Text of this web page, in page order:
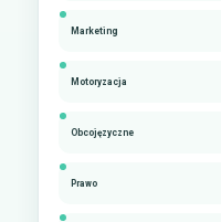
Marketing
Motoryzacja
Obcojęzyczne
Prawo